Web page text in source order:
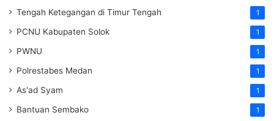
Tengah Ketegangan di Timur Tengah 1
PCNU Kabupaten Solok 1
PWNU 1
Polrestabes Medan 1
As'ad Syam 1
Bantuan Sembako 1